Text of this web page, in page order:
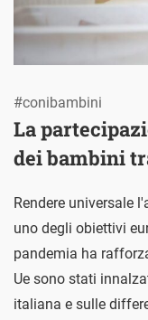
La
dei bambini
#conibambini
Rendere universale
uno degli obiettivi
pandemia ha
Ue sono stati
italiana e sulle